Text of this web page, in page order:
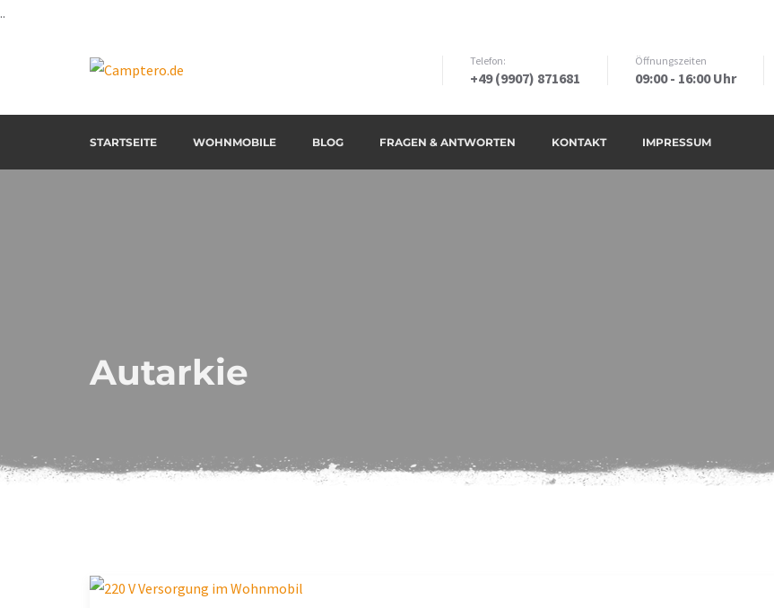
..
Telefon:
+49 (9907) 871681
Öffnungszeiten
09:00 - 16:00 Uhr
STARTSEITE WOHNMOBILE BLOG FRAGEN & ANTWORTEN KONTAKT IMPRESSUM
Autarkie